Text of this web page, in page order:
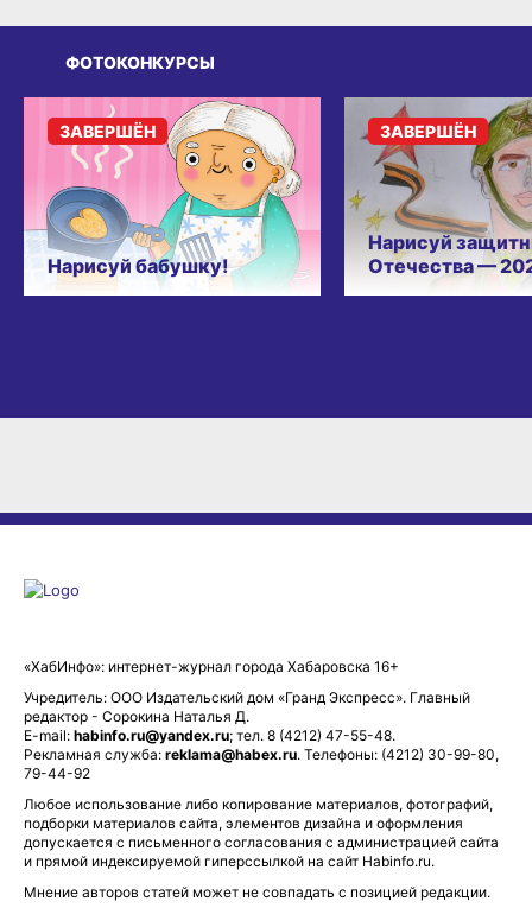
ФОТОКОНКУРСЫ
Нарисуй бабушку!
ЗАВЕРШЁН
Нарисуй
Отечества —
ЗАВЕРШЁН
«ХабИнфо»: интернет-журнал города Хабаровска 16+
Учредитель: ООО Издательский дом «Гранд Экспресс». Главный
редактор - Сорокина Наталья Д.
E-mail: habinfo.ru@yandex.ru; тел. 8 (4212) 47-55-48.
Рекламная служба: reklama@habex.ru. Телефоны: (4212) 30-99-80,
79-44-92
Любое использование либо копирование материалов, фотографий,
подборки материалов сайта, элементов дизайна и оформления
допускается с письменного согласования с администрацией сайта
и прямой индексируемой гиперссылкой на сайт Habinfo.ru.
Мнение авторов статей может не совпадать с позицией редакции.